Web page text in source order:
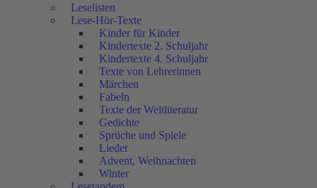
Leselisten
Lese-Hör-Texte
Kinder für Kinder
Kindertexte 2. Schuljahr
Kindertexte 4. Schuljahr
Texte von Lehrerinnen
Märchen
Fabeln
Texte der Weltliteratur
Gedichte
Sprüche und Spiele
Lieder
Advent, Weihnachten
Winter